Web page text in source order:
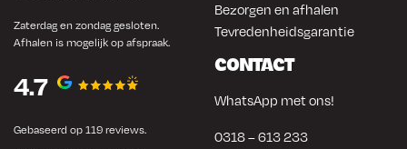
Zaterdag en zondag gesloten.
Afhalen is mogelijk op afspraak.
4.7
Gebaseerd op 119 reviews.
Bezorgen en afhalen
Tevredenheidsgarantie
CONTACT
WhatsApp met ons!
0318 – 613 233